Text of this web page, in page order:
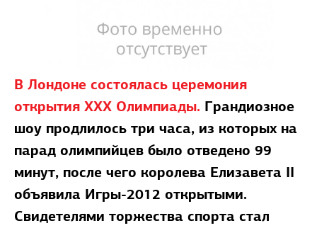
В Лондоне состоялась церемония
открытия ХХХ Олимпиады. Грандиозное
шоу продлилось три часа, из которых на
парад олимпийцев было отведено 99
минут, после чего королева Елизавета II
объявила Игры-2012 открытыми.
Свидетелями торжества спорта стал